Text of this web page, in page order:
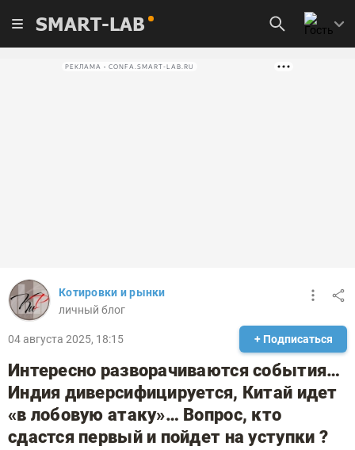
SMART-LAB
РЕКЛАМА • CONFA.SMART-LAB.RU
Котировки и рынки
личный блог
04 августа 2025, 18:15 + Подписаться
Интересно разворачиваются события…
Индия диверсифицируется, Китай идет
«в лобовую атаку»… Вопрос, кто
сдастся первый и пойдет на уступки ?